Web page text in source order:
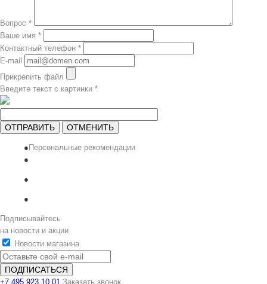
Вопрос *
Ваше имя *
Контактный телефон *
E-mail
Прикрепить файл
Введите текст с картинки *
ОТПРАВИТЬ ОТМЕНИТЬ
Персональные рекомендации
Подписывайтесь
на новости и акции
Новости магазина
+7 495 923 10 01 Заказать звонок